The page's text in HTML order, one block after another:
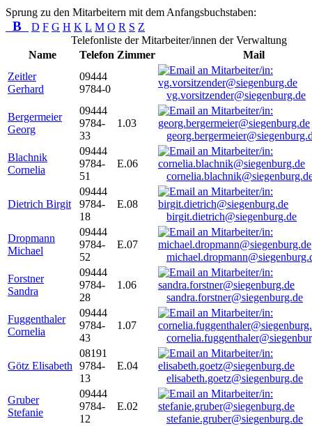
Sprung zu den Mitarbeitern mit dem Anfangsbuchstaben:
B D F G H K L M O R S Z
Telefonliste der Mitarbeiter/innen der Verwaltung
Name
Telefon Zimmer
Mail
Zeitler
Gerhard
09444
9784-0
vg.vorsitzender@siegenburg.de
Bergermeier
Georg
09444
9784-
33
1.03
Blachnik
Cornelia
09444
9784-
51
E.06
Dietrich Birgit
09444
9784-
18
E.08
birgit.dietrich@siegenburg.de
Dropmann
Michael
09444
9784-
52
E.07
Forstner
Sandra
09444
9784-
28
1.06
sandra.forstner@siegenburg.de
Fuggenthaler
Cornelia
09444
9784-
43
1.07
Götz Elisabeth
08191
9784-
13
E.04
elisabeth.goetz@siegenburg.de
Gruber
Stefanie
09444
9784-
12
E.02
stefanie.gruber@siegenburg.de